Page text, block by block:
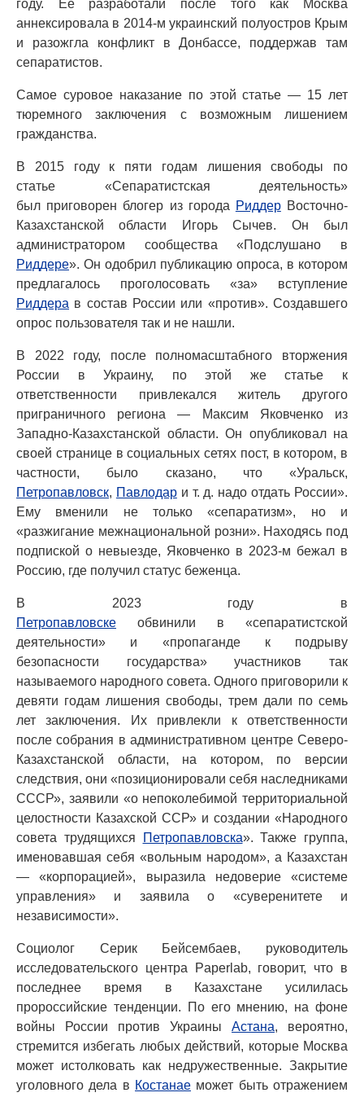
году. Ее разработали после того как Москва
аннексировала в 2014-м украинский полуостров Крым
и разожгла конфликт в Донбассе, поддержав там
сепаратистов.
Самое суровое наказание по этой статье — 15 лет
тюремного заключения с возможным лишением
гражданства.
В 2015 году к пяти годам лишения свободы по
статье «Сепаратистская деятельность»
был приговорен блогер из города РиддерВосточно-
Казахстанской области Игорь Сычев. Он был
администратором сообщества «Подслушано в
Риддере». Он одобрил публикацию опроса, в котором
предлагалось проголосовать «за» вступление
Риддера в состав России или «против». Создавшего
опрос пользователя так и не нашли.
В 2022 году, после полномасштабного вторжения
России в Украину, по этой же статье к
ответственности привлекался житель другого
приграничного региона — Максим Яковченко из
Западно-Казахстанской области. Он опубликовал на
своей странице в социальных сетях пост, в котором, в
частности, было сказано, что «Уральск,
Петропавловск, Павлодари т. д. надо отдать России».
Ему вменили не только «сепаратизм», но и
«разжигание межнациональной розни». Находясь под
подпиской о невыезде, Яковченко в 2023-м бежал в
Россию, где получил статус беженца.
В 2023 году в
Петропавловске обвинили в «сепаратистской
деятельности» и «пропаганде к подрыву
безопасности государства» участников так
называемого народного совета. Одного приговорили к
девяти годам лишения свободы, трем дали по семь
лет заключения. Их привлекли к ответственности
после собрания в административном центре Северо-
Казахстанской области, на котором, по версии
следствия, они «позиционировали себя наследниками
СССР», заявили «о непоколебимой территориальной
целостности Казахской ССР» и создании «Народного
совета трудящихся
Петропавловска». Также группа,
именовавшая себя «вольным народом», а Казахстан
— «корпорацией», выразила недоверие «системе
управления» и заявила о «суверенитете и
независимости».
Социолог Серик Бейсембаев, руководитель
исследовательского центра Paperlab, говорит, что в
последнее время в Казахстане усилилась
пророссийские тенденции. По его мнению, на фоне
войны России против Украины Астана, вероятно,
стремится избегать любых действий, которые Москва
может истолковать как недружественные. Закрытие
уголовного дела в Костанае может быть отражением